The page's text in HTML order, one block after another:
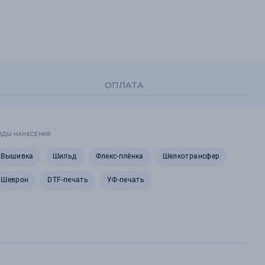
ОПЛАТА
НАНЕСЕНИЯ
Вышивка Шильд Флекс-плёнка Шелкотрансфер
Шеврон DTF-печать УФ-печать